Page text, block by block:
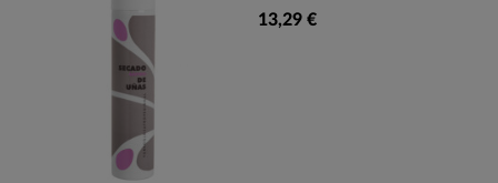
13,29 €